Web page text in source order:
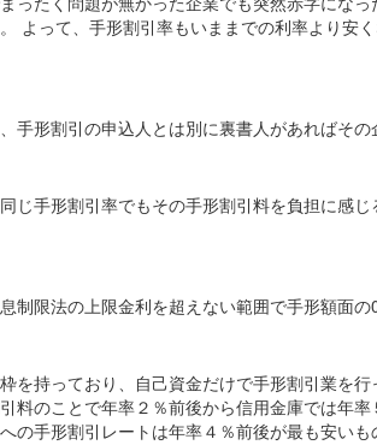
よって、手形割引率もいままでの利率より安
形割引の申込人とは別に裏書人があればそ
手形割引率でもその手形割引料を負担に感
限法の上限金利を超えない範囲で手形額面の
持っており、自己資金だけで手形割引業を
のことで年率２％前後から信用金庫では年率
手形割引レートは年率４％前後が最も安いも